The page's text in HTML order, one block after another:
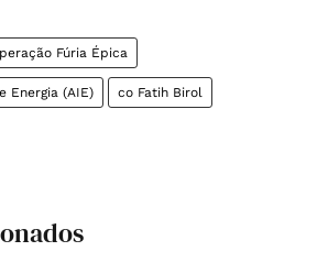
Fúria Épica
Energia (AIE) co Fatih Birol